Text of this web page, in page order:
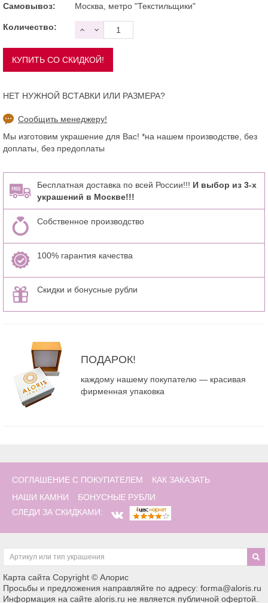
Самовывоз: Москва, метро "Текстильщики"
Количество:
НЕТ НУЖНОЙ ВСТАВКИ ИЛИ РАЗМЕРА?
Сообщить менеджеру!
Мы изготовим украшение для Вас! *на нашем производстве, без
доплаты, без предоплаты
Бесплатная доставка по всей России!!! И выбор из 3-х
украшений в Москве!!!
Собственное производство
100% гарантия качества
Скидки и бонусные рубли
ПОДАРОК!
каждому нашему покупателю — красивая
фирменная упаковка
СОГЛАШЕНИЕ С ПОКУПАТЕЛЕМ
КАК ЗАКАЗАТЬ
НАШИ КАМНИ
БОНУСНЫЕ РУБЛИ
СЛЕДИ ЗА СКИДКАМИ:
Карта сайта Copyright © Алорис
Просьбы и предложения направляйте по адресу: forma@aloris.ru
Информация на сайте aloris.ru не является публичной офертой.